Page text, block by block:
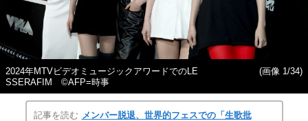
2024年MTVビデオミュージックアワードでのLE
SSERAFIM ©AFP=時事
(画像 1/34)
記事を読む メンバー脱退、世界的フェスでの「生歌批